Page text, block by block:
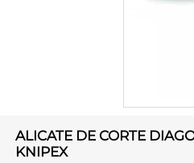
ALICATE DE CORTE
KNIPEX